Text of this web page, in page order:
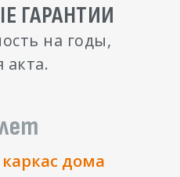
ГАРАНТИИ
на годы,
акта.
дома